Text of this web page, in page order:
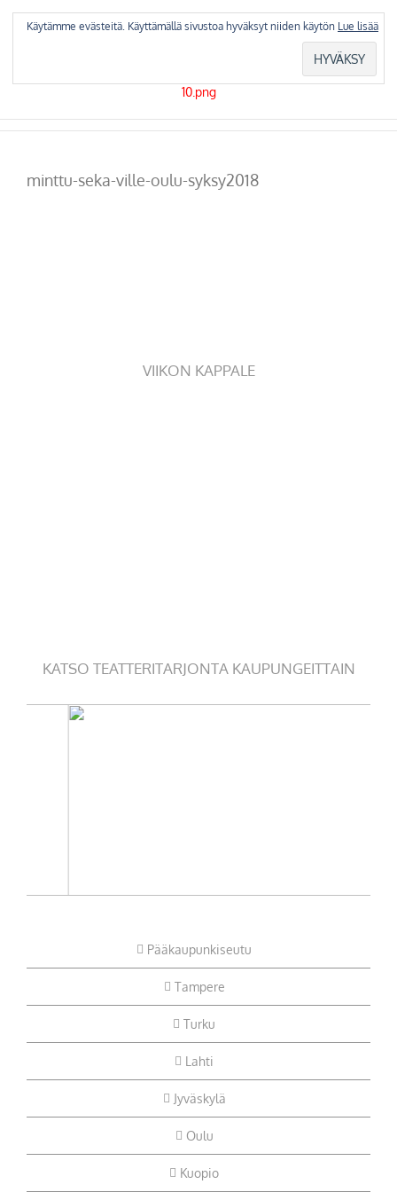
minttu-seka-ville-oulu-syksy2018
VIIKON KAPPALE
KATSO TEATTERITARJONTA KAUPUNGEITTAIN
Pääkaupunkiseutu
Tampere
Turku
Lahti
Jyväskylä
Oulu
Kuopio
Käytämme evästeitä. Käyttämällä sivustoa hyväksyt niiden käytön Lue lisää